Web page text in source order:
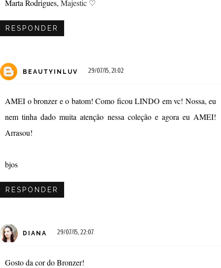
Marta Rodrigues, Majestic ♡
RESPONDER
BEAUTYINLUV 29/07/15, 21:02
AMEI o bronzer e o batom! Como ficou LINDO em vc! Nossa, eu
nem tinha dado muita atenção nessa coleção e agora eu AMEI!
Arrasou!
bjos
RESPONDER
DIANA 29/07/15, 22:07
Gosto da cor do Bronzer!